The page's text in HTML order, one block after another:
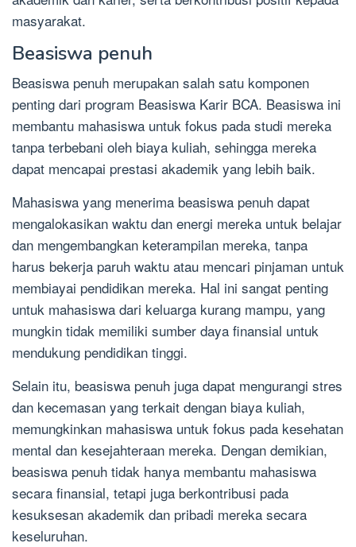
masyarakat.
Beasiswa penuh
Beasiswa penuh merupakan salah satu komponen
penting dari program Beasiswa Karir BCA. Beasiswa ini
membantu mahasiswa untuk fokus pada studi mereka
tanpa terbebani oleh biaya kuliah, sehingga mereka
dapat mencapai prestasi akademik yang lebih baik.
Mahasiswa yang menerima beasiswa penuh dapat
mengalokasikan waktu dan energi mereka untuk belajar
dan mengembangkan keterampilan mereka, tanpa
harus bekerja paruh waktu atau mencari pinjaman untuk
membiayai pendidikan mereka. Hal ini sangat penting
untuk mahasiswa dari keluarga kurang mampu, yang
mungkin tidak memiliki sumber daya finansial untuk
mendukung pendidikan tinggi.
Selain itu, beasiswa penuh juga dapat mengurangi stres
dan kecemasan yang terkait dengan biaya kuliah,
memungkinkan mahasiswa untuk fokus pada kesehatan
mental dan kesejahteraan mereka. Dengan demikian,
beasiswa penuh tidak hanya membantu mahasiswa
secara finansial, tetapi juga berkontribusi pada
kesuksesan akademik dan pribadi mereka secara
keseluruhan.